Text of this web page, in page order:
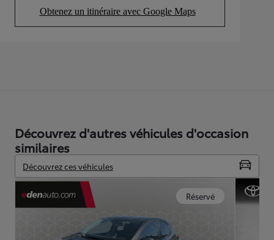
Obtenez un itinéraire avec Google Maps
(Opens in new tab)
Découvrez d'autres véhicules d'occasion
similaires
Découvrez ces véhicules
Réservé